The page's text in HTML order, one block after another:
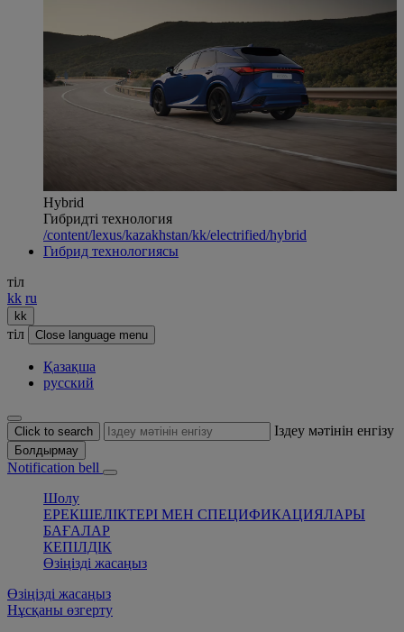
Hybrid
Гибридті технология
/content/lexus/kazakhstan/kk/electrified/hybrid
Гибрид технологиясы
тіл
kk ru
kk
тіл Close language menu
Қазақша
русский
Click to search Іздеу мәтінін енгізу
Болдырмау
Notification bell
Шолу
ЕРЕКШЕЛІКТЕРІ МЕН СПЕЦИФИКАЦИЯЛАРЫ
БАҒАЛАР
КЕПІЛДІК
Өзіңізді жасаңыз
Өзіңізді жасаңыз
Нұсқаны өзгерту